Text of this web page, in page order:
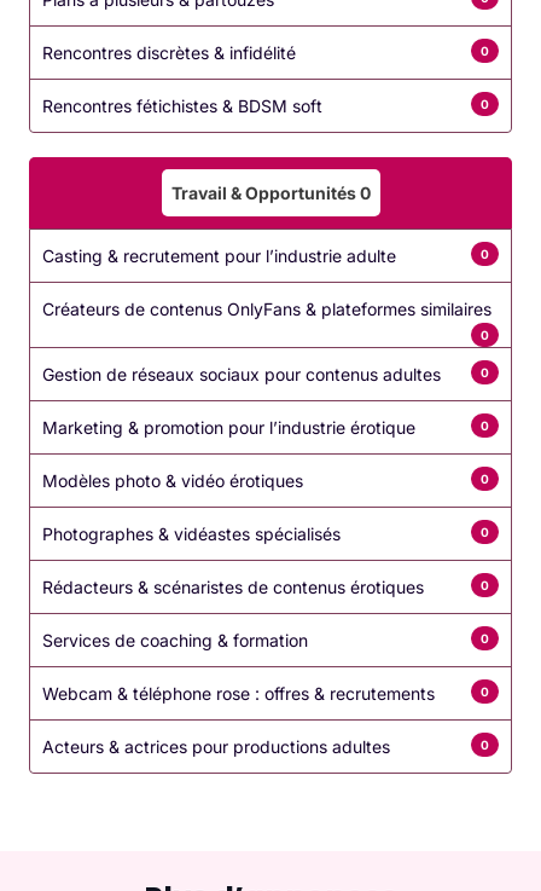
Rencontres discrètes & infidélité 0
Rencontres fétichistes & BDSM soft 0
Travail & Opportunités0
Casting & recrutement pour l’industrie adulte 0
Créateurs de contenus OnlyFans & plateformes similaires
0
Gestion de réseaux sociaux pour contenus adultes 0
Marketing & promotion pour l’industrie érotique 0
Modèles photo & vidéo érotiques 0
Photographes & vidéastes spécialisés 0
Rédacteurs & scénaristes de contenus érotiques 0
Services de coaching & formation 0
Webcam & téléphone rose : offres & recrutements 0
Acteurs & actrices pour productions adultes 0